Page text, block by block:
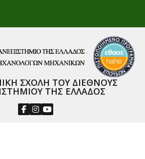
ΣΧΟΛΗ ΤΟΥ ΔΙΕΘΝΟΥΣ
ΤΗΣ ΕΛΛΑΔΟΣ